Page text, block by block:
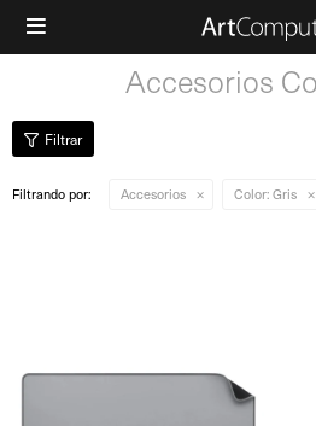

Accesorios
Filtrando por: Accesorios Color:Gris